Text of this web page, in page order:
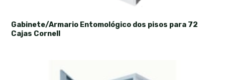
Gabinete/Armario Entomológico dos pisos para 72
Cajas Cornell